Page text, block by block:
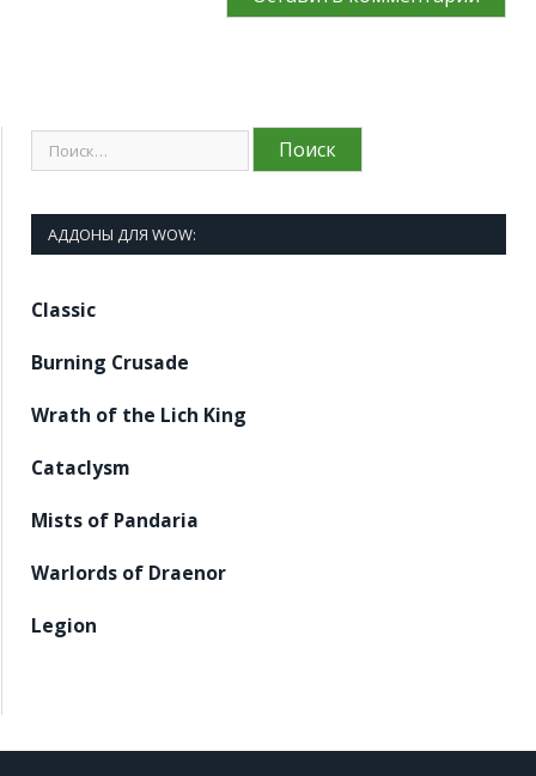
АДДОНЫ ДЛЯ WOW:
Classic
Burning Crusade
Wrath of the Lich King
Cataclysm
Mists of Pandaria
Warlords of Draenor
Legion